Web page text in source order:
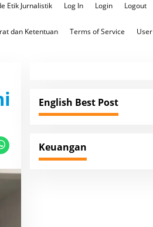
Etik Jurnalistik Log In Login Logout
dan Ketentuan Terms of Service User
English Best Post
Keuangan